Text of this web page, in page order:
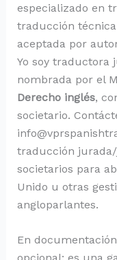
especializado en
traducción
aceptada por
Yo soy traductora
nombrada por el
Derecho inglés,
societario.
traducción
societarios para
Unido u otras
angloparlantes.
En